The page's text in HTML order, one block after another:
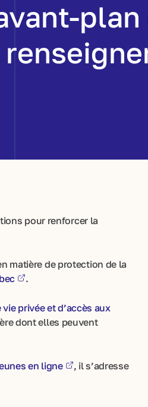
pour renforcer la
matière de protection de la
.
privée et d’accès aux
dont elles peuvent
en ligne
, il s’adresse